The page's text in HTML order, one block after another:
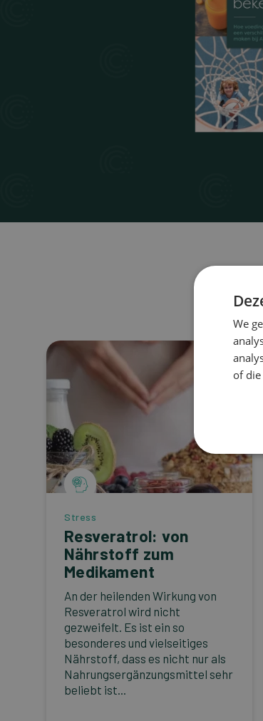
Stress
Resveratrol: von
Nährstoff zum
Medikament
An der heilenden Wirkung von
Resveratrol wird nicht
gezweifelt. Es ist ein so
besonderes und vielseitiges
Nährstoff, dass es nicht nur als
Nahrungsergänzungsmittel sehr
beliebt ist...
We
of